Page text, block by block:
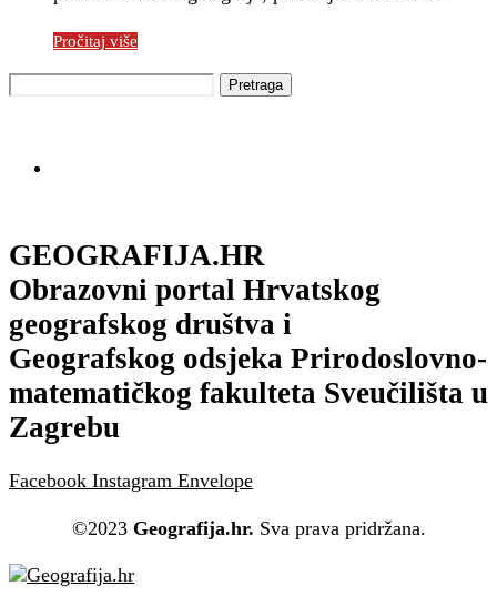
Pročitaj više
GEOGRAFIJA.HR
Obrazovni portal Hrvatskog
geografskog društva i
Geografskog odsjeka Prirodoslovno-
matematičkog fakulteta Sveučilišta u
Zagrebu
Facebook Instagram Envelope
©2023 Geografija.hr. Sva prava pridržana.